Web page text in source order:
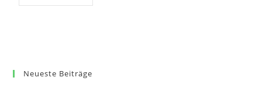
Neueste Beiträge